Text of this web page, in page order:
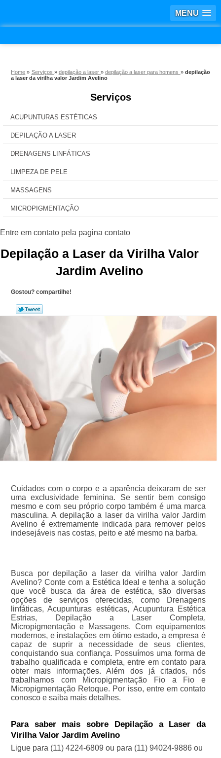
MENU
Home » Serviços » depilação a laser»depilação a laser para homens » depilação
a laser da virilha valor Jardim Avelino
Serviços
ACUPUNTURAS ESTÉTICAS
DEPILAÇÃO A LASER
DRENAGENS LINFÁTICAS
LIMPEZA DE PELE
MASSAGENS
MICROPIGMENTAÇÃO
Depilação a Laser da Virilha Valor
Jardim Avelino
Gostou? compartilhe!
Cuidados com o corpo e a aparência deixaram de ser
uma exclusividade feminina. Se sentir bem consigo
mesmo e com seu próprio corpo também é uma marca
masculina. A depilação a laser da virilha valor Jardim
Avelino é extremamente indicada para remover pelos
indesejáveis nas costas, peito e até mesmo na barba.
Busca por depilação a laser da virilha valor Jardim
Avelino? Conte com a Estética Ideal e tenha a solução
que você busca da área de estética, são diversas
opções de serviços oferecidas, como Drenagens
linfáticas, Acupunturas estéticas, Acupuntura Estética
Estrias, Depilação a Laser Completa,
Micropigmentação e Massagens. Com equipamentos
modernos, e instalações em ótimo estado, a empresa é
capaz de suprir a necessidade de seus clientes,
conquistando sua confiança. Possuímos uma forma de
trabalho qualificada e completa, entre em contato para
obter mais informações. Além dos já citados, nós
trabalhamos com Micropigmentação Fio a Fio e
Micropigmentação Retoque. Por isso, entre em contato
conosco e saiba mais detalhes.
Para saber mais sobre Depilação a Laser da
Virilha Valor Jardim Avelino
Ligue para (11) 4224-6809 ou para (11) 94024-9886ou